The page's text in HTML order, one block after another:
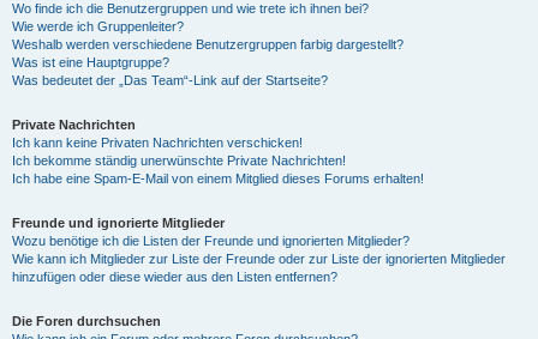
Wo finde ich die Benutzergruppen und wie trete ich ihnen bei?
Wie werde ich Gruppenleiter?
Weshalb werden verschiedene Benutzergruppen farbig dargestellt?
Was ist eine Hauptgruppe?
Was bedeutet der „Das Team“-Link auf der Startseite?
Private Nachrichten
Ich kann keine Privaten Nachrichten verschicken!
Ich bekomme ständig unerwünschte Private Nachrichten!
Ich habe eine Spam-E-Mail von einem Mitglied dieses Forums erhalten!
Freunde und ignorierte Mitglieder
Wozu benötige ich die Listen der Freunde und ignorierten Mitglieder?
Wie kann ich Mitglieder zur Liste der Freunde oder zur Liste der ignorierten Mitglieder
hinzufügen oder diese wieder aus den Listen entfernen?
Die Foren durchsuchen